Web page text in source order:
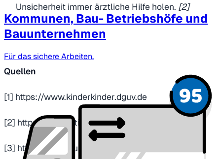
Unsicherheit immer ärztliche Hilfe holen. [2]
Quellen
[1] https://www.kinderkinder.dguv.de
[2] https://publikationen.dguv.de
[3] https://www.bundesumweltministerium.de
Kommunen, Bau- Betriebshöfe und
Bauunternehmen
Für das sichere Arbeiten.